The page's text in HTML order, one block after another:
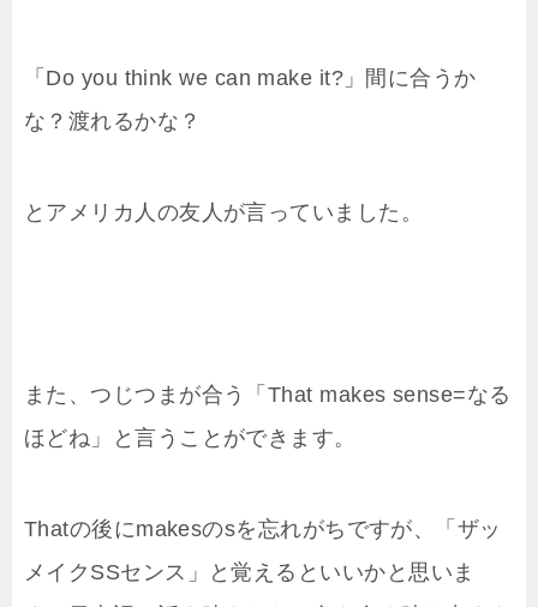
「Do you think we can make it?」間に合うか
な？渡れるかな？
とアメリカ人の友人が言っていました。
また、つじつまが合う「That makes sense=なる
ほどね」と言うことができます。
Thatの後にmakesのsを忘れがちですが、「ザッ
メイクSSセンス」と覚えるといいかと思いま